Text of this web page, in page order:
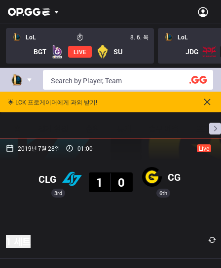
LoL 8. 6. 목
BGT LIVE SU
LoL
JDG
🌟 LCK 프로게이머에게 과외 받기!
프로빌
2019년 7월 28일 01:00 Live
3rd
CLG
1
0 CG
6th